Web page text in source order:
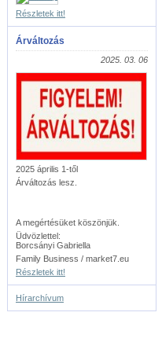
Részletek itt!
Árváltozás
2025. 03. 06
2025 április 1-től
Árváltozás lesz.
A megértésüket köszönjük.
Üdvözlettel:
Borcsányi Gabriella
Family Business / market7.eu
Részletek itt!
Hírarchívum